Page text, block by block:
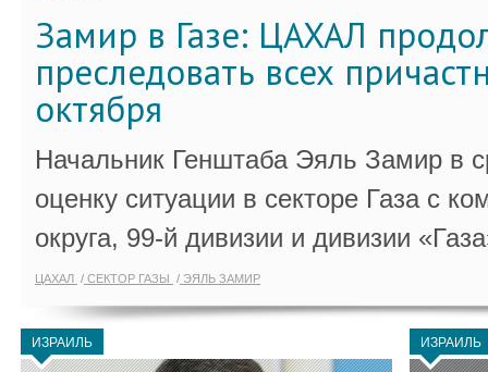
Замир в Газе: ЦАХАЛ
преследовать всех
октября
Начальник Генштаба Эяль Замир в
оценку ситуации в секторе Газа с
округа, 99-й дивизии и дивизии
ЦАХАЛ СЕКТОР ГАЗЫ ЭЯЛЬ ЗАМИР
ИЗРАИЛЬ ИЗРАИЛЬ